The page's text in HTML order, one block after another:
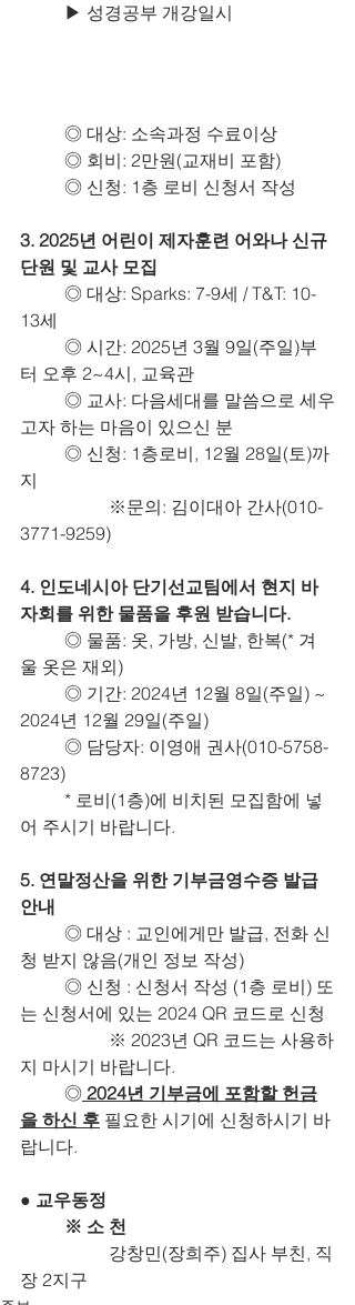
	▶ 성경공부 개강일시
	◎ 대상: 소속과정 수료이상
	◎ 회비: 2만원(교재비 포함)
	◎ 신청: 1층 로비 신청서 작성
3. 2025년 어린이 제자훈련 어와나 신규
단원 및 교사 모집
13세
터 오후 2~4시, 교육관
고자 하는 마음이 있으신 분
지
3771-9259)
4. 인도네시아 단기선교팀에서 현지 바
자회를 위한 물품을 후원 받습니다.
울 옷은 재외)
2024년 12월 29일(주일)
8723)
어 주시기 바랍니다.
5. 연말정산을 위한 기부금영수증 발급
안내
청 받지 않음(개인 정보 작성)
는 신청서에 있는 2024 QR 코드로 신청
지 마시기 바랍니다.
◎ 2024년 기부금에 포함할 헌금
을 하신 후 필요한 시기에 신청하시기 바
랍니다.
● 교우동정
	※ 소 천
강창민(장희주) 집사 부친, 직
장 2지구